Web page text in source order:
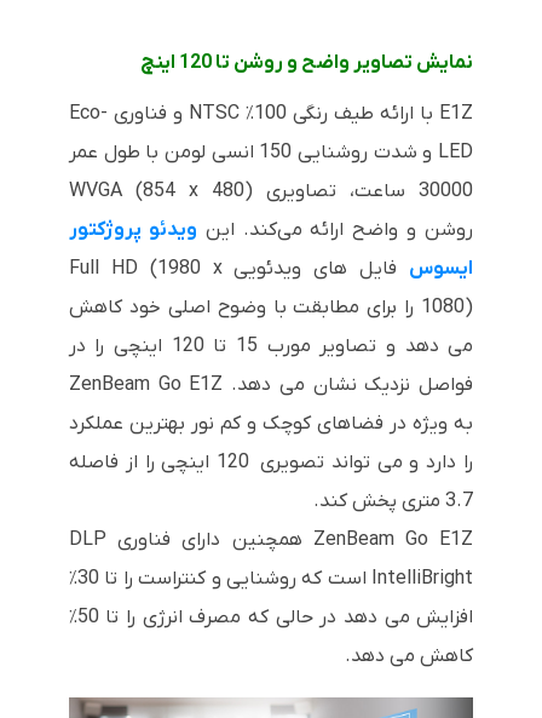
نمایش تصاویر واضح و روشن تا 120 اینچ
E1Z با ارائه طیف رنگی 100٪ NTSC و فناوری Eco-
LED و شدت روشنایی 150 انسی لومن با طول عمر
30000 ساعت، تصاویری WVGA (854 x 480)
روشن و واضح ارائه می‌کند. این ویدئو پروژکتور
ایسوس
فایل های ویدئویی Full HD (1980 x
1080) را برای مطابقت با وضوح اصلی خود کاهش
می دهد و تصاویر مورب 15 تا 120 اینچی را در
فواصل نزدیک نشان می دهد. ZenBeam Go E1Z
به ویژه در فضاهای کوچک و کم نور بهترین عملکرد
را دارد و می تواند تصویری 120 اینچی را از فاصله
3.7 متری پخش کند.
ZenBeam Go E1Z همچنین دارای فناوری DLP
IntelliBright است که روشنایی و کنتراست را تا 30٪
افزایش می دهد در حالی که مصرف انرژی را تا 50٪
کاهش می دهد.